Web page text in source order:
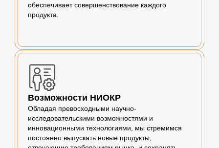
обеспечивает совершенствование каждого
продукта.
Возможности НИОКР
Обладая превосходными научно-
исследовательскими возможностями и
инновационными технологиями, мы стремимся
постоянно выпускать новые продукты,